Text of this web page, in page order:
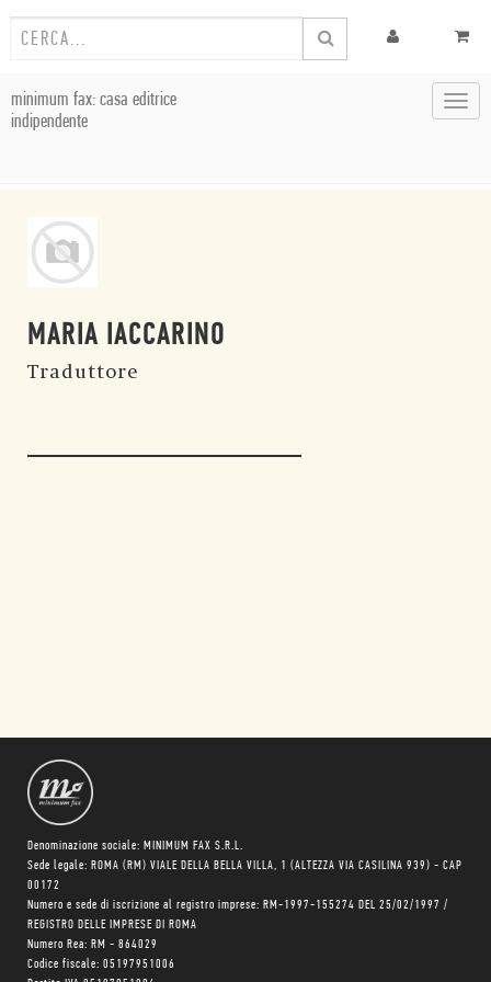
minimum fax: casa editrice
indipendente
MARIA IACCARINO
Traduttore
Denominazione sociale: MINIMUM FAX S.R.L.
Sede legale: ROMA (RM) VIALE DELLA BELLA VILLA, 1 (ALTEZZA VIA CASILINA 939) - CAP
00172
Numero e sede di iscrizione al registro imprese: RM-1997-155274 DEL 25/02/1997 /
REGISTRO DELLE IMPRESE DI ROMA
Numero Rea: RM - 864029
Codice fiscale: 05197951006